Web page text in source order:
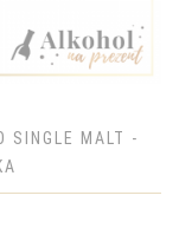
SINGLE MALT -